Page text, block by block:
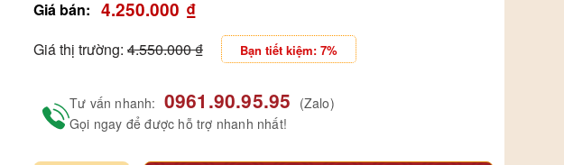
Giá bán: 4.250.000 ₫
Giá thị trường: 4.550.000₫ Bạn tiết kiệm: 7%
Tư vấn nhanh: 0961.90.95.95 (Zalo)
Gọi ngay để được hỗ trợ nhanh nhất!